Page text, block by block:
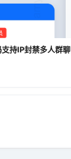
持IP封禁多人群聊